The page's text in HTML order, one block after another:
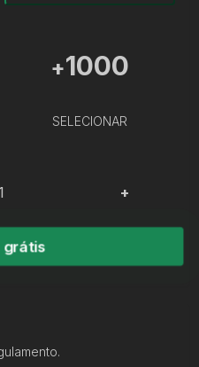
+1000
SELECIONAR
+
grátis